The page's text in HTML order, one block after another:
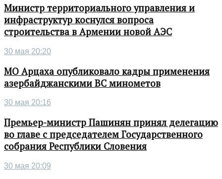
Министр территориального управления и
инфраструктур коснулся вопроса
строительства в Армении новой АЭС
30 мая 20:20
МО Арцаха опубликовало кадры применения
азербайджанскими ВС минометов
30 мая 20:16
Премьер-министр Пашинян принял делегацию
во главе с председателем Государственного
собрания Республики Словения
30 мая 20:09